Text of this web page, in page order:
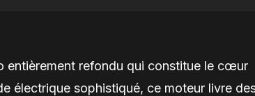
entièrement refondu qui constitue le cœur
électrique sophistiqué, ce moteur livre